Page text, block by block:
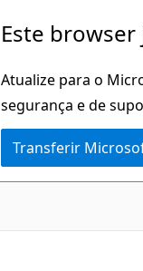
Este
Atualize para o
segurança e de
Transferir